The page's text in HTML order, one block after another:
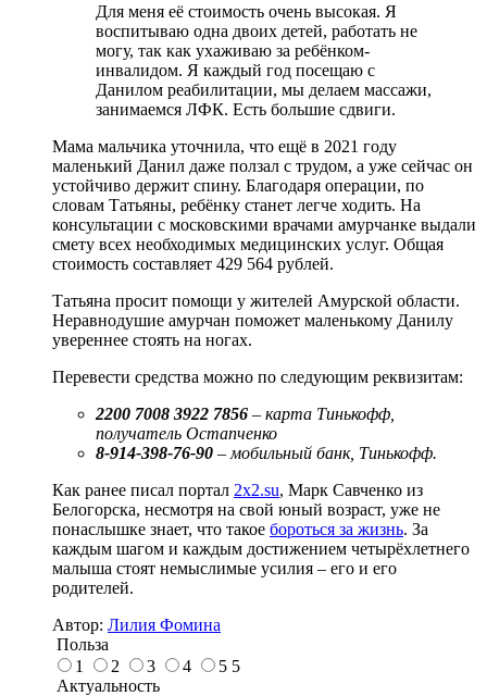
Для меня её стоимость очень высокая. Я
воспитываю одна двоих детей, работать не
могу, так как ухаживаю за ребёнком-
инвалидом. Я каждый год посещаю с
Данилом реабилитации, мы делаем массажи,
занимаемся ЛФК. Есть большие сдвиги.
Мама мальчика уточнила, что ещё в 2021 году
маленький Данил даже ползал с трудом, а уже сейчас он
устойчиво держит спину. Благодаря операции, по
словам Татьяны, ребёнку станет легче ходить. На
консультации с московскими врачами амурчанке выдали
смету всех необходимых медицинских услуг. Общая
стоимость составляет 429 564 рублей.
Татьяна просит помощи у жителей Амурской области.
Неравнодушие амурчан поможет маленькому Данилу
увереннее стоять на ногах.
Перевести средства можно по следующим реквизитам:
2200 7008 3922 7856 – карта Тинькофф,
получатель Остапченко
8-914-398-76-90 – мобильный банк, Тинькофф.
Как ранее писал портал 2х2.su, Марк Савченко из
Белогорска, несмотря на свой юный возраст, уже не
понаслышке знает, что такое бороться за жизнь. За
каждым шагом и каждым достижением четырёхлетнего
малыша стоят немыслимые усилия – его и его
родителей.
Автор: Лилия Фомина
Польза
1
2 3 4 5 5
Актуальность